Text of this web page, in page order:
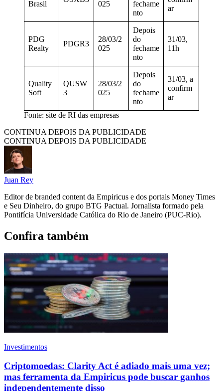
Brasil
025
fechame
nto
ar
PDG
Realty
PDGR3
28/03/2
025
Depois
do
fechame
nto
31/03,
11h
Quality
Soft
QUSW
3
28/03/2
025
Depois
do
fechame
nto
31/03, a
confirm
ar
Fonte: site de RI das empresas
CONTINUA DEPOIS DA PUBLICIDADE
CONTINUA DEPOIS DA PUBLICIDADE
Juan Rey
Editor de branded content da Empiricus e dos portais Money Times
e Seu Dinheiro, do grupo BTG Pactual. Jornalista formado pela
Pontifícia Universidade Católica do Rio de Janeiro (PUC-Rio).
Confira também
Investimentos
Criptomoedas: Clarity Act é adiado mais uma vez;
mas ferramenta da Empiricus pode buscar ganhos
independentemente disso